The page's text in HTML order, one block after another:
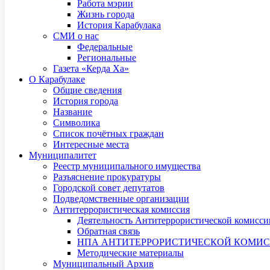
Работа мэрии
Жизнь города
История Карабулака
СМИ о нас
Федеральные
Региональные
Газета «Керда Ха»
О Карабулаке
Общие сведения
История города
Название
Символика
Список почётных граждан
Интересные места
Муниципалитет
Реестр муниципального имущества
Разъяснение прокуратуры
Городской совет депутатов
Подведомственные организации
Антитеррористическая комиссия
Деятельность Антитеррористической
Обратная связь
НПА АНТИТЕРРОРИСТИЧЕСКОЙ
Методические материалы
Муниципальный Архив